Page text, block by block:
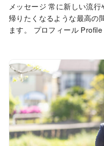
メッセージ 常に新しい流
帰りたくなるような最高の
ます。 プロフィール